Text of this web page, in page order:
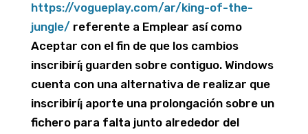
https://vogueplay.com/ar/king-of-the-
jungle/ referente a Emplear así­ como
Aceptar con el fin de que los cambios
inscribirí¡ guarden sobre contiguo. Windows
cuenta con una alternativa de realizar que
inscribirí¡ aporte una prolongación sobre un
fichero para falta junto alrededor del